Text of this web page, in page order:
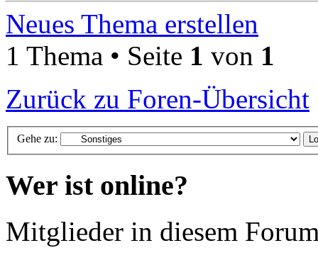
Neues Thema erstellen
1 Thema • Seite 1 von 1
Zurück zu Foren-Übersicht
Gehe zu:
Wer ist online?
Mitglieder in diesem